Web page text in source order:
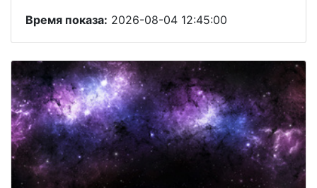
Время показа: 2026-08-04 12:45:00